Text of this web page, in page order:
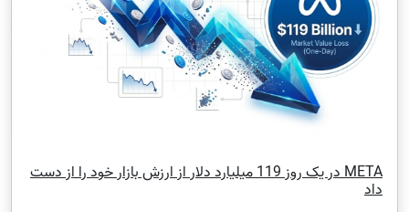
META در یک روز 119 میلیارد دلار از ارزش بازار خود را از دست
داد